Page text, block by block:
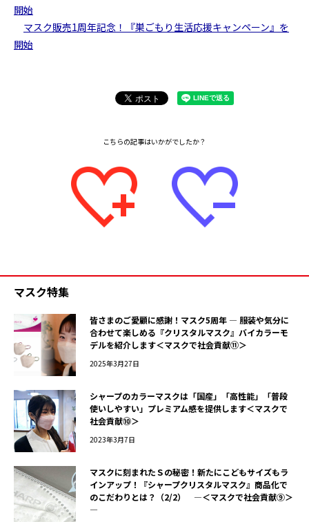
開始
マスク販売1周年記念！『巣ごもり生活応援キャンペーン』を
開始
マスク特集
皆さまのご愛顧に感謝！マスク5周年 ― 服装や気分に
合わせて楽しめる『クリスタルマスク』バイカラーモ
デルを紹介します＜マスクで社会貢献⑪＞
2025年3月27日
シャープのカラーマスクは「国産」「高性能」「普段
使いしやすい」プレミアム感を提供します＜マスクで
社会貢献⑩＞
2023年3月7日
マスクに刻まれたＳの秘密！新たにこどもサイズもラ
インアップ！『シャープクリスタルマスク』商品化で
のこだわりとは？（2/2） ―＜マスクで社会貢献⑨＞
―